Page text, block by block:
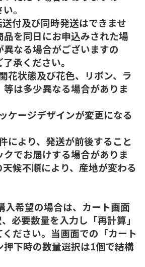
。
付及び同時発送はできませ
品を同日にお申込みされた場
なる場合がございますの
承ください。
花状態及び花色、リボン、ラ
等は多少異なる場合がありま
ケージデザインが変更になる
により、発送が前後すること
でお届けする場合がありま
候不順により、産地が変わる
希望の場合は、カート画面
必要数量を入力し「再計算」
ださい。当画面での「カート
押下時の数量選択は1個で結構